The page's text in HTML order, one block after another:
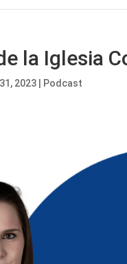
la Iglesia
2023 Podcast